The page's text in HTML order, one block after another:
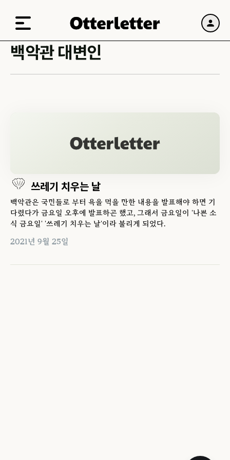
백악관 대변인
쓰레기 치우는 날
백악관은 국민들로 부터 욕을 먹을 만한 내용을 발표해야 하면 기
다렸다가 금요일 오후에 발표하곤 했고, 그래서 금요일이 '나쁜 소
식 금요일' '쓰레기 치우는 날'이라 불리게 되었다.
2021년 9월 25일